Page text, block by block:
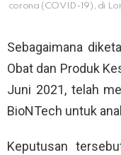
corona (COVID-19), di
Sebagaimana
Obat dan Produk
Juni 2021, telah
BioNTech untuk
Keputusan